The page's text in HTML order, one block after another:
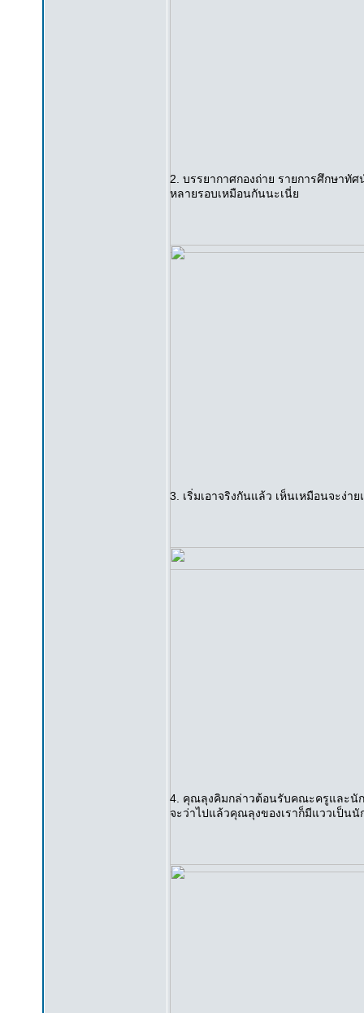
2. บรรยากาศกองถ่าย รายการศึกษา
หลายรอบเหมือนกันนะเนี่ย
3. เริ่มเอาจริงกันแล้ว เห็นเหมือนจะง่
4. คุณลุงคิมกล่าวต้อนรับคณะครูและนัก
จะว่าไปแล้วคุณลุงของเราก็มีแววเป็น